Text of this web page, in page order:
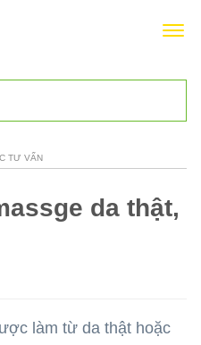
TƯ VẤN
da thật,
làm từ da thật hoặc